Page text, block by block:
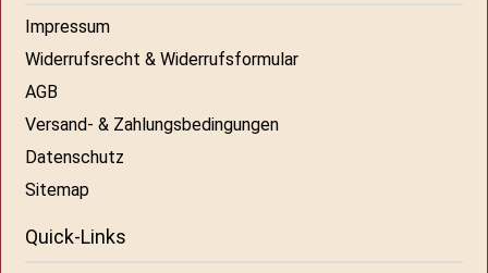
Impressum
Widerrufsrecht & Widerrufsformular
AGB
Versand- & Zahlungsbedingungen
Datenschutz
Sitemap
Quick-Links